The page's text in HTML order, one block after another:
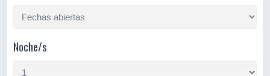
Noche/s